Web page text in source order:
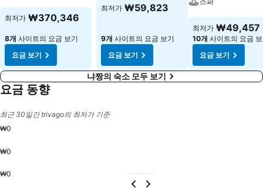
요금 보기
최저가 ₩370,346
8개 사이트의 요금 보기
요금 보기
요금 보기
최저가 ₩59,823
9개 사이트의 요금 보기
요금 보기
요금 보기
최저가 ₩49,457
10개 사이트의 요금
요금 보기
냐짱의 숙소 모두 보기
요금 동향
최근 30일간 trivago의 최저가 기준
₩0
₩0
₩0